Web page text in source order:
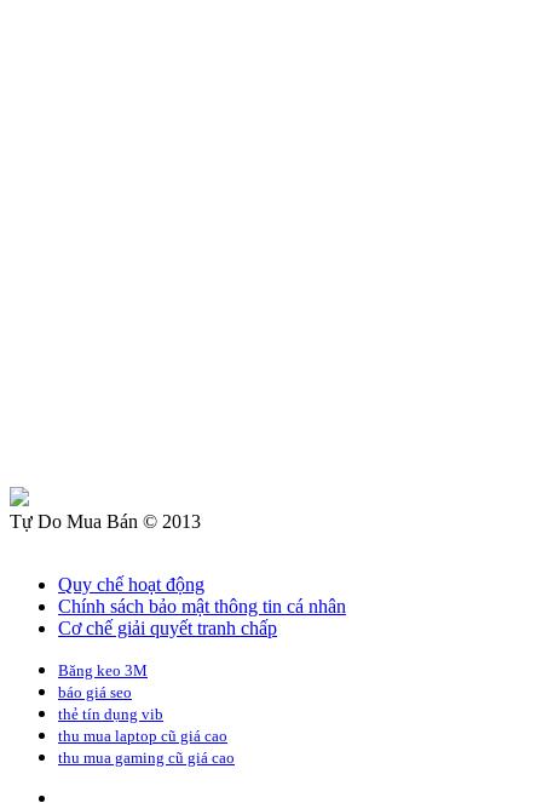
Tự Do Mua Bán © 2013
Quy chế hoạt động
Chính sách bảo mật thông tin cá nhân
Cơ chế giải quyết tranh chấp
Băng keo 3M
báo giá seo
thẻ tín dụng vib
thu mua laptop cũ giá cao
thu mua gaming cũ giá cao